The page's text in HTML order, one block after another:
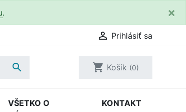
. ×
 Prihlásiť sa
 shopping_cart Košík (0)
VŠETKO O
KONTAKT